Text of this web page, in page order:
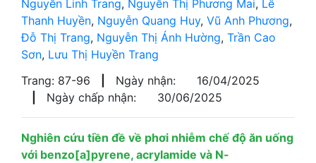
Nguyễn Linh Trang, Nguyễn Thị Phương Mai, Lê
Thanh Huyền, Nguyễn Quang Huy, Vũ Anh Phương,
Đỗ Thị Trang, Nguyễn Thị Ánh Hường, Trần Cao
Sơn, Lưu Thị Huyền Trang
Trang: 87-96
Ngày nhận:
16/04/2025
Ngày chấp nhận: 30/06/2025
Nghiên cứu tiền đề về phơi nhiễm chế độ ăn uống
với benzo[a]pyrene, acrylamide và N-